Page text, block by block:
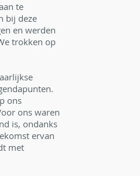
te
bij deze
en werden
trokken op
ons
ons waren
is, ondanks
ervan
met